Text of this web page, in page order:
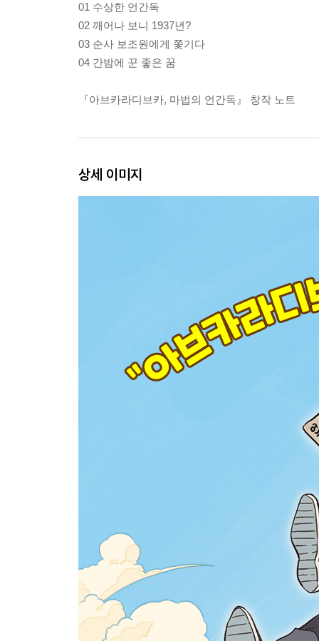
01 수상한 언간독
02 깨어나 보니 1937년?
03 순사 보조원에게 쫓기다
04 간밤에 꾼 좋은 꿈
『아브카라디브카, 마법의 언간독』 창작 노트
상세 이미지